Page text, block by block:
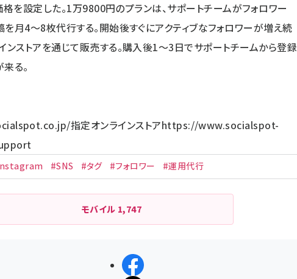
を設定した。1万9800円のプランは、サポートチームがフォロワー
月4～8枚代行する。開始後すぐにアクティブなフォロワーが増え続
ンストアを通じて販売する。購入後1～3日でサポートチームから登録
る。
指定オンラインストアhttps://www.socialspot-
#SNS #タグ #フォロワー #運用代行
モバイル 1,747
シェアする